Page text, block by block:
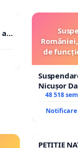
al
de
Nicușor
și48 518
PETIȚIE